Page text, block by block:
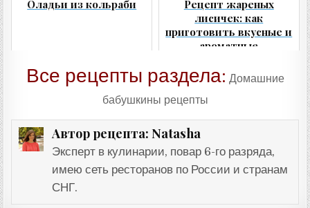
Оладьи из кольраби
Рецепт жареных
лисичек: как
приготовить вкусные и
ароматные
Все рецепты раздела: Домашние
бабушкины рецепты
Автор рецепта: Natasha
Эксперт в кулинарии, повар 6-го разряда,
имею сеть ресторанов по России и странам
СНГ.